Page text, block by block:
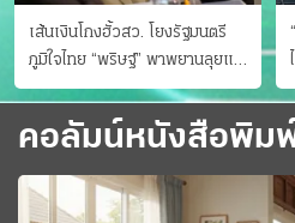
เส้นเงินโกงฮั้วสว. โยงรัฐมนตรี
ภูมิใจไทย “พริษฐ์” พาพยานลุยแฉ
มีโอนให้คนกกต.ด้วย
คอลัมน์หนังสือพิม